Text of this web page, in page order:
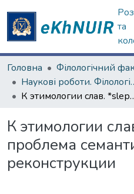
та
Головна
Філологічний
Наукові
К этимологии слав. *slеръ:
К этимологии
проблема
реконструкции